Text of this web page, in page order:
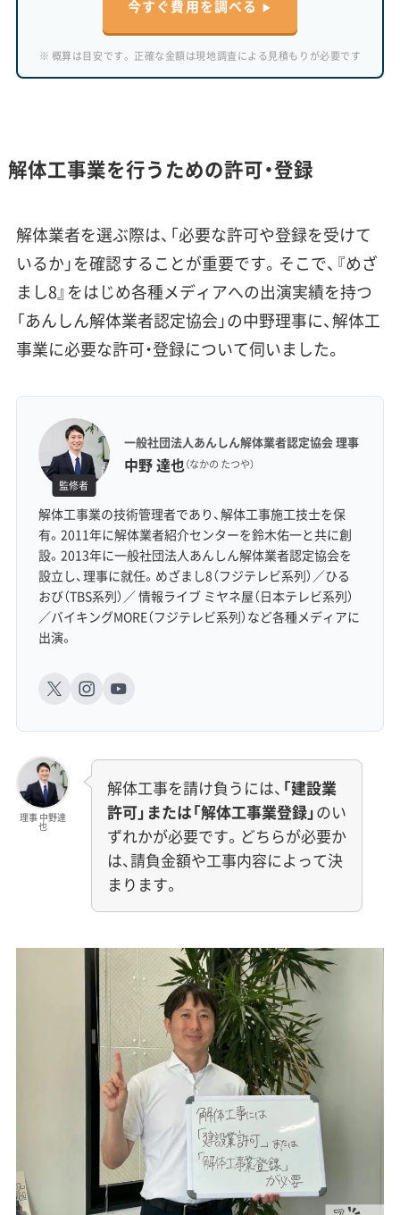
今すぐ費用を調べる
※ 概算は目安です。正確な金額は現地調査による見積もりが必要です
解体工事業を行うための許可・登録
解体業者を選ぶ際は、「必要な許可や登録を受けて
いるか」を確認することが重要です。そこで、『めざ
まし8』をはじめ各種メディアへの出演実績を持つ
「あんしん解体業者認定協会」の中野理事に、解体工
事業に必要な許可・登録について伺いました。
監修者
一般社団法人あんしん解体業者認定協会 理事
中野 達也（なかの たつや）
解体工事業の技術管理者であり、解体工事施工技士を保
有。2011年に解体業者紹介センターを鈴木佑一と共に創
設。2013年に一般社団法人あんしん解体業者認定協会を
設立し、理事に就任。めざまし8（フジテレビ系列）／ひる
おび（TBS系列）／ 情報ライブ ミヤネ屋（日本テレビ系列）
／バイキングMORE（フジテレビ系列）など各種メディアに
出演。
理事 中野達
也
解体工事を請け負うには、 「建設業
許可」または「解体工事業登録」のい
ずれかが必要です。どちらが必要か
は、請負金額や工事内容によって決
まります。